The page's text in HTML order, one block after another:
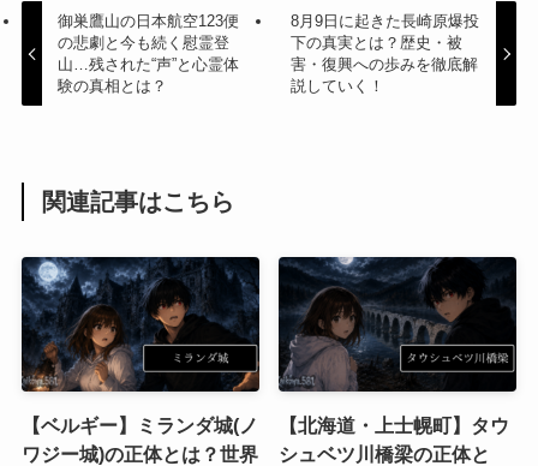
御巣鷹山の日本航空123便
の悲劇と今も続く慰霊登
山…残された“声”と心霊体
験の真相とは？
8月9日に起きた長崎原爆投
下の真実とは？歴史・被
害・復興への歩みを徹底解
説していく！
関連記事はこちら
【ベルギー】ミランダ城(ノ
ワジー城)の正体とは？世界
【北海道・上士幌町】タウ
シュベツ川橋梁の正体と